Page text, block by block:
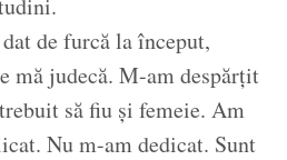
de furcă la început,
mă judecă. M-am despărțit
să fiu și femeie. Am
Nu m-am dedicat. Sunt